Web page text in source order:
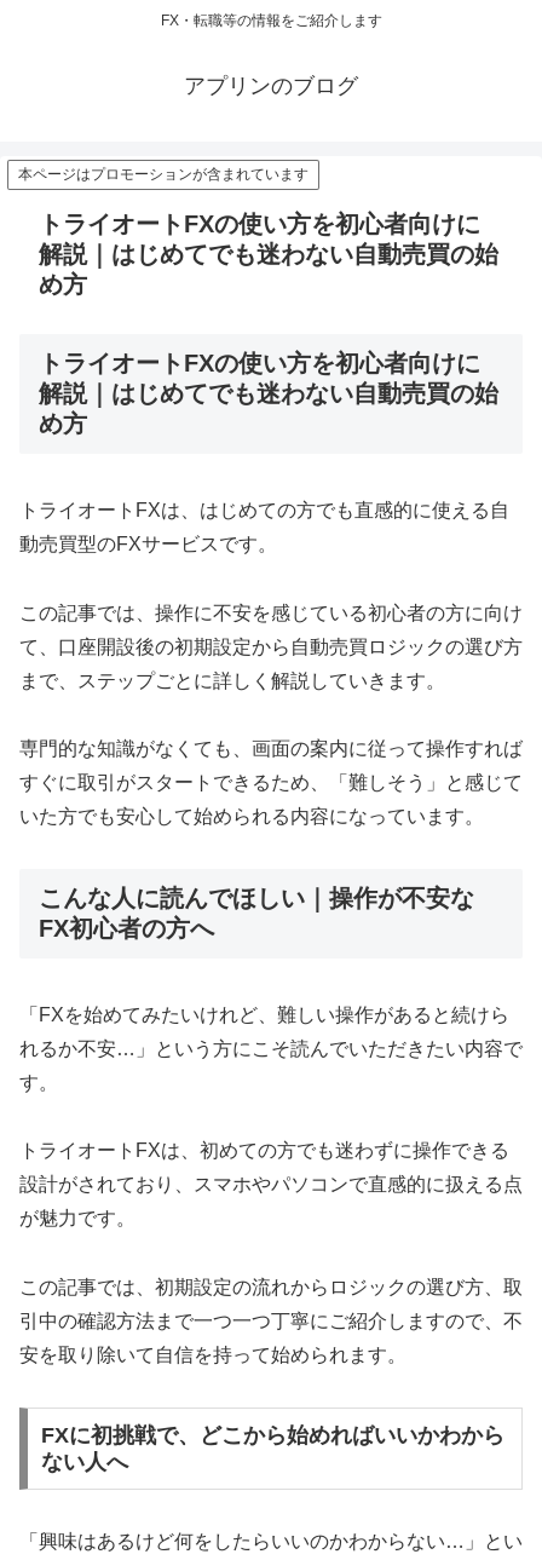
FX・転職等の情報をご紹介します
アプリンのブログ
本ページはプロモーションが含まれています
トライオートFXの使い方を初心者向けに
解説｜はじめてでも迷わない自動売買の始
め方
トライオートFXの使い方を初心者向けに
解説｜はじめてでも迷わない自動売買の始
め方
トライオートFXは、はじめての方でも直感的に使える自
動売買型のFXサービスです。
この記事では、操作に不安を感じている初心者の方に向け
て、口座開設後の初期設定から自動売買ロジックの選び方
まで、ステップごとに詳しく解説していきます。
専門的な知識がなくても、画面の案内に従って操作すれば
すぐに取引がスタートできるため、「難しそう」と感じて
いた方でも安心して始められる内容になっています。
こんな人に読んでほしい｜操作が不安な
FX初心者の方へ
「FXを始めてみたいけれど、難しい操作があると続けら
れるか不安…」という方にこそ読んでいただきたい内容で
す。
トライオートFXは、初めての方でも迷わずに操作できる
設計がされており、スマホやパソコンで直感的に扱える点
が魅力です。
この記事では、初期設定の流れからロジックの選び方、取
引中の確認方法まで一つ一つ丁寧にご紹介しますので、不
安を取り除いて自信を持って始められます。
FXに初挑戦で、どこから始めればいいかわから
ない人へ
「興味はあるけど何をしたらいいのかわからない…」とい